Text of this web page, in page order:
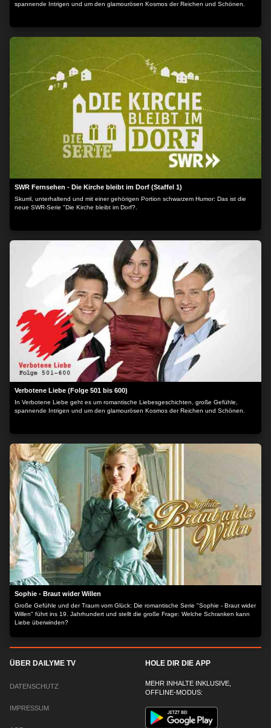
spannende Intrigen und um den glamourösen Kosmos der Reichen und Schönen.
SWR Fernsehen - Die Kirche bleibt im Dorf (Staffel 1)
Skurril, unterhaltend und mit einer gehörigen Portion schwarzem Humor: Das ist die
neue SWR-Serie "Die Kirche bleibt im Dorf?.
Verbotene Liebe (Folge 501 bis 600)
In Verbotene Liebe geht es um romantische Liebesgeschichten, große Gefühle,
spannende Intrigen und um den glamourösen Kosmos der Reichen und Schönen.
Sophie - Braut wider Willen
Große Gefühle und der Traum vom Glück: Die romantische Serie "Sophie - Braut wider
Willen" führt ins 19. Jahrhundert und stellt die große Frage: Welche Schranken kann
Liebe überwinden?
ÜBER DAILYME TV
DATENSCHUTZ
IMPRESSUM
HOLE DIR DIE APP
MEHR INHALTE INKLUSIVE,
OFFLINE-MODUS: